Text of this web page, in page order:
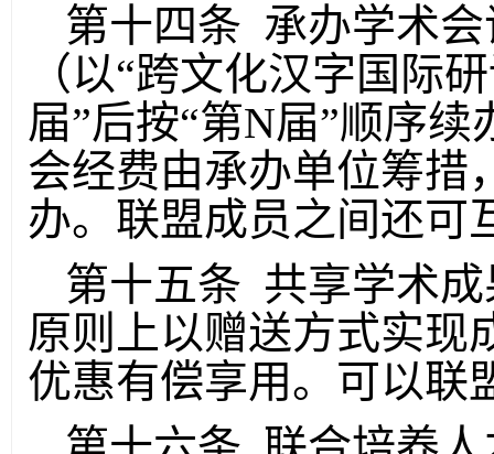
第十四条 承办学术
（以“跨文化汉字国际
届”后按“第N届”顺序
会经费由承办单位筹措
办。联盟成员之间还可
第十五条 共享学术
原则上以赠送方式实现
优惠有偿享用。可以联